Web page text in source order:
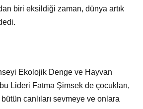
biri eksildiği zaman, dünya artık
Ekolojik Denge ve Hayvan
Lideri Fatma Şimsek de çocukları,
canlıları sevmeye ve onlara